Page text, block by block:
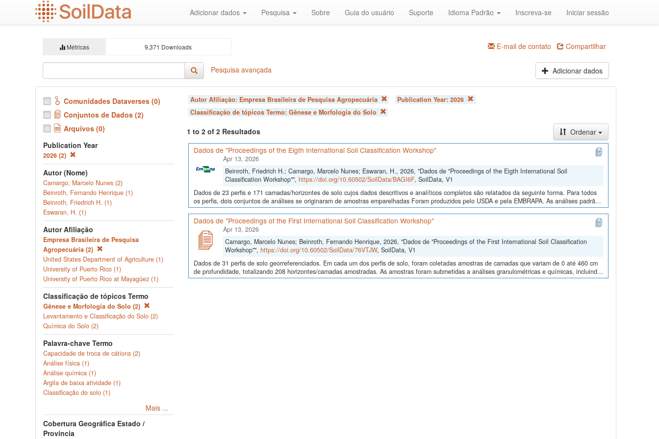
Adicionar dados Pesquisa Sobre Guia do usuário Suporte Idioma Padrão Inscreva-se Iniciar sessão
Métricas 9,371 Downloads E-mail de contato Compartilhar
Pesquisa avançada Adicionar dados
Comunidades Dataverses (0)
Conjuntos de Dados (2)
Arquivos (0)
Publication Year
2026 (2)
Autor (Nome)
Camargo, Marcelo Nunes (2)
Beinroth, Fernando Henrique (1)
Beinroth, Friedrich H. (1)
Eswaran, H. (1)
Autor Afiliação
Empresa Brasileira de Pesquisa
Agropecuária (2)
United States Department of Agriculture (1)
University of Puerto Rico (1)
University of Puerto Rico at Mayagüez (1)
Classificação de tópicos Termo
Gênese e Morfologia do Solo (2)
Levantamento e Classificação do Solo (2)
Química do Solo (2)
Palavra-chave Termo
Capacidade de troca de cátions (2)
Análise física (1)
Análise química (1)
Argila de baixa atividade (1)
Classificação do solo (1)
Mais ...
Cobertura Geográfica Estado /
Província
Autor Afiliação: Empresa Brasileira de Pesquisa Agropecuária Publication Year: 2026
Classificação de tópicos Termo: Gênese e Morfologia do Solo
1 to 2 of 2 Resultados
Ordenar
Dados de "Proceedings of the Eigth International Soil Classification Workshop"
Apr 13, 2026
Beinroth, Friedrich H.; Camargo, Marcelo Nunes; Eswaran, H., 2026, "Dados de "Proceedings of the Eigth International Soil
Classification Workshop"", https://doi.org/10.60502/SoilData/BAGI6F, SoilData, V1
Dados de 23 perfis e 171 camadas/horizontes de solo cujos dados descritivos e analíticos completos são relatados da seguinte forma. Para todos
os perfis, dois conjuntos de análises se originaram de amostras emparelhadas Foram produzidos pelo USDA e pela EMBRAPA. As análises padrã...
Dados de "Proceedings of the First International Soil Classification Workshop"
Apr 13, 2026
Camargo, Marcelo Nunes; Beinroth, Fernando Henrique, 2026, "Dados de "Proceedings of the First International Soil Classification
Workshop"", https://doi.org/10.60502/SoilData/76VTJW, SoilData, V1
Dados de 31 perfis de solo georreferenciados. Em cada um dos perfis de solo, foram coletadas amostras de camadas que variam de 0 até 460 cm
de profundidade, totalizando 208 horizontes/camadas amostradas. As amostras foram submetidas a análises granulométricas e químicas, incluind...